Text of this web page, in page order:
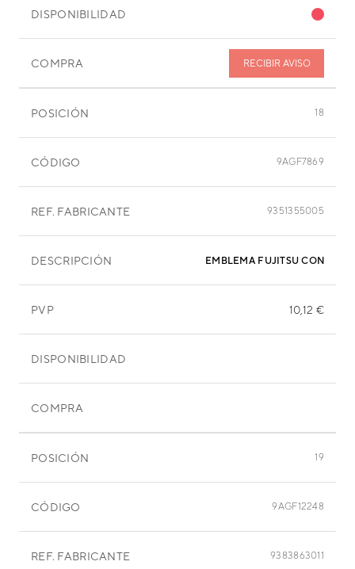
DISPONIBILIDAD
COMPRA RECIBIR AVISO
POSICIÓN 18
CÓDIGO 9AGF7869
REF. FABRICANTE 9351355005
DESCRIPCIÓN EMBLEMA FUJITSU
PVP 10,12 €
DISPONIBILIDAD
COMPRA
POSICIÓN 19
CÓDIGO 9AGF12248
REF. FABRICANTE 9383863011